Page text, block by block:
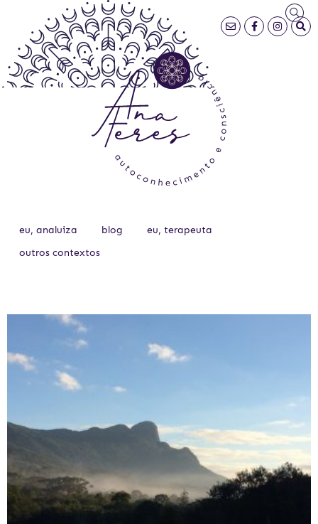
eu, analuiza blog
eu, terapeuta
outros contextos